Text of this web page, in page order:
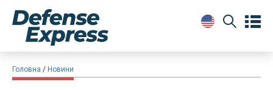
Головна Новини